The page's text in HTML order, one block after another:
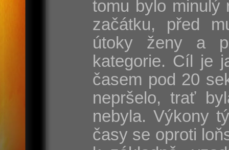
tomu bylo minulý
začátku, před
útoky ženy a
kategorie. Cíl je
časem pod 20
nepršelo, trať
nebyla. Výkony
časy se oproti